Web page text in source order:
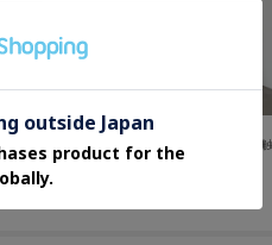
【セットアップ可/遮熱/接触冷感/UVカット】リラクシーガウチョパンツ
UNTITLED